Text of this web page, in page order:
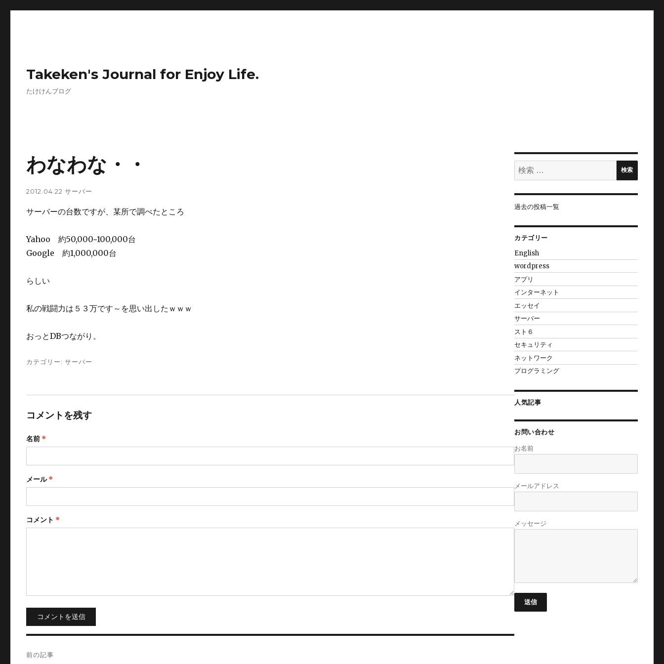
Takeken's Journal for Enjoy Life.
たけけんブログ
わなわな・・
2012.04.22 サーバー
サーバーの台数ですが、某所で調べたところ
Yahoo 約50,000~100,000台
Google 約1,000,000台
らしい
私の戦闘力は５３万です～を思い出したｗｗｗ
おっとDBつながり。
カテゴリー:サーバー
コメントを残す
名前 *
メール*
コメント *
コメントを送信
前の記事
検
索:
検索
過去の投稿一覧
カテゴリー
English
wordpress
アプリ
インターネット
エッセイ
サーバー
スト６
セキュリティ
ネットワーク
プログラミング
人気記事
お問い合わせ
お名前
メールアドレス
メッセージ
送信